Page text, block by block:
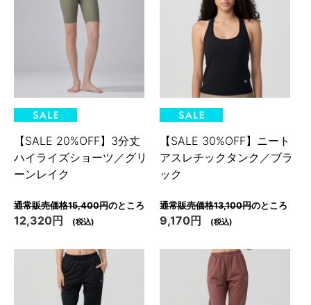
【SALE 20%OFF】3分丈
ハイライズショーツ／グリ
ーンレイク
通常販売価格15,400円のところ
12,320円 (税込)
【SALE 30%OFF】ニート
アスレチックタンク／ブラ
ック
通常販売価格13,100円のところ
9,170円 (税込)